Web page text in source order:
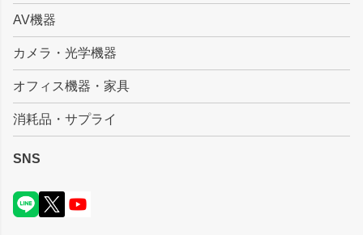
AV機器
カメラ・光学機器
オフィス機器・家具
消耗品・サプライ
SNS